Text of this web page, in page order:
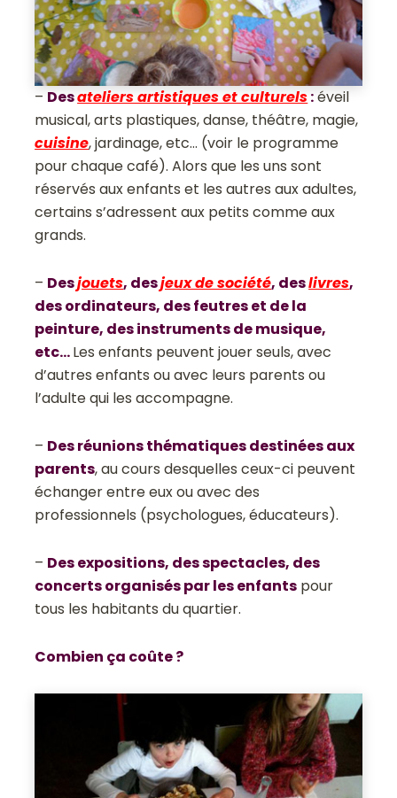
– Desateliers artistiques et culturels:éveil
musical, arts plastiques, danse, théâtre, magie,
cuisine, jardinage, etc… (voir le programme
pour chaque café). Alors que les uns sont
réservés aux enfants et les autres aux adultes,
certains s’adressent aux petits comme aux
grands.
– Desjouets, desjeux de société, deslivres,
des ordinateurs, des feutres et de la
peinture, des instruments de musique,
etc…Les enfants peuvent jouer seuls, avec
d’autres enfants ou avec leurs parents ou
l’adulte qui les accompagne.
– Des réunions thématiques destinées aux
parents, au cours desquelles ceux-ci peuvent
échanger entre eux ou avec des
professionnels (psychologues, éducateurs).
– Des expositions, des spectacles, des
concerts organisés par les enfants pour
tous les habitants du quartier.
Combien ça coûte ?